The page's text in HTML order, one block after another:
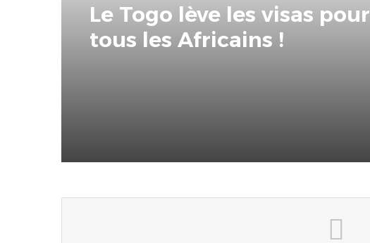
Le Togo lève les visas pour
tous les Africains !